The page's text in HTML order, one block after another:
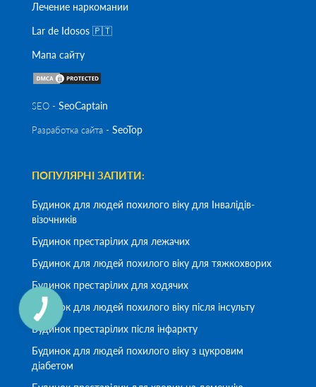
Лечение наркомании
Lar de Idosos 🇵🇹
Мапа сайту
SEO - SeoСaptain
Разработка сайта - SeoTop
ПОПУЛЯРНІ ЗАПИТИ:
Будинок для людей похилого віку для Інвалідів-
візочників
Будинок престарілих для лежачих
Будинок для людей похилого віку для тяжкохворих
Будинок престарілих для ходячих
Будинок для людей похилого віку після інсульту
Будинок престарілих після інфаркту
Будинок для людей похилого віку з цукровим
діабетом